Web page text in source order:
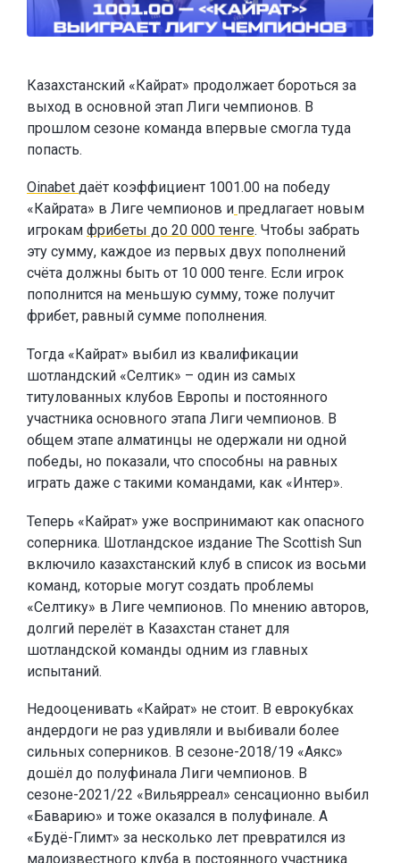
Казахстанский «Кайрат» продолжает бороться за
выход в основной этап Лиги чемпионов. В
прошлом сезоне команда впервые смогла туда
попасть.
Oinabet даёт коэффициент 1001.00 на победу
«Кайрата» в Лиге чемпионов и предлагает новым
игрокам фрибеты до 20 000 тенге. Чтобы забрать
эту сумму, каждое из первых двух пополнений
счёта должны быть от 10 000 тенге. Если игрок
пополнится на меньшую сумму, тоже получит
фрибет, равный сумме пополнения.
Тогда «Кайрат» выбил из квалификации
шотландский «Селтик» – один из самых
титулованных клубов Европы и постоянного
участника основного этапа Лиги чемпионов. В
общем этапе алматинцы не одержали ни одной
победы, но показали, что способны на равных
играть даже с такими командами, как «Интер».
Теперь «Кайрат» уже воспринимают как опасного
соперника. Шотландское издание The Scottish Sun
включило казахстанский клуб в список из восьми
команд, которые могут создать проблемы
«Селтику» в Лиге чемпионов. По мнению авторов,
долгий перелёт в Казахстан станет для
шотландской команды одним из главных
испытаний.
Недооценивать «Кайрат» не стоит. В еврокубках
андердоги не раз удивляли и выбивали более
сильных соперников. В сезоне-2018/19 «Аякс»
дошёл до полуфинала Лиги чемпионов. В
сезоне-2021/22 «Вильярреал» сенсационно выбил
«Баварию» и тоже оказался в полуфинале. А
«Будё-Глимт» за несколько лет превратился из
малоизвестного клуба в постоянного участника